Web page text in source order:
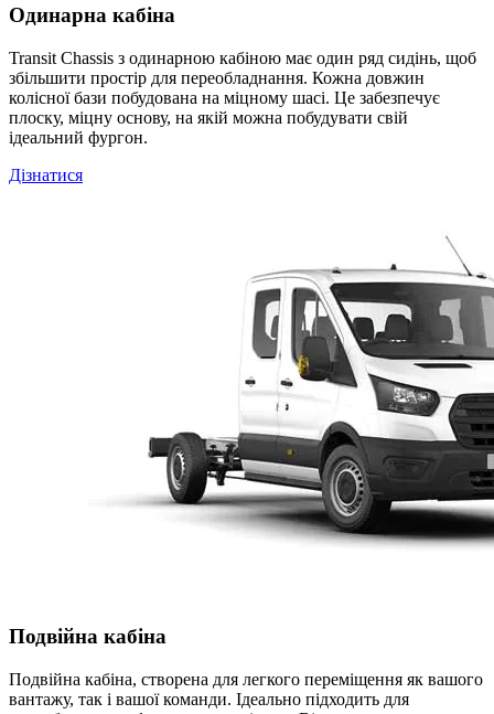
Одинарна кабіна
Transit Chassis з одинарною кабіною має один ряд сидінь, щоб
збільшити простір для переобладнання. Кожна довжин
колісної бази побудована на міцному шасі. Це забезпечує
плоску, міцну основу, на якій можна побудувати свій
ідеальний фургон.
Дізнатися
Подвійна кабіна
Подвійна кабіна, створена для легкого переміщення як вашого
вантажу, так і вашої команди. Ідеально підходить для